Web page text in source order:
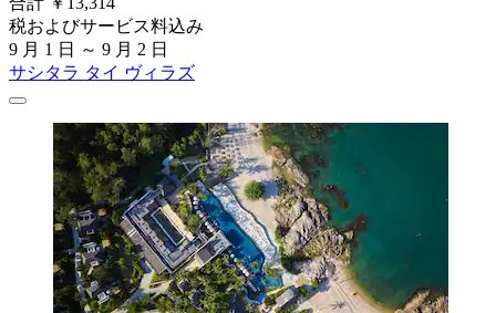
税およびサービス料込み
9 月 1 日 ～ 9 月 2 日
サシタラ タイ ヴィラズ